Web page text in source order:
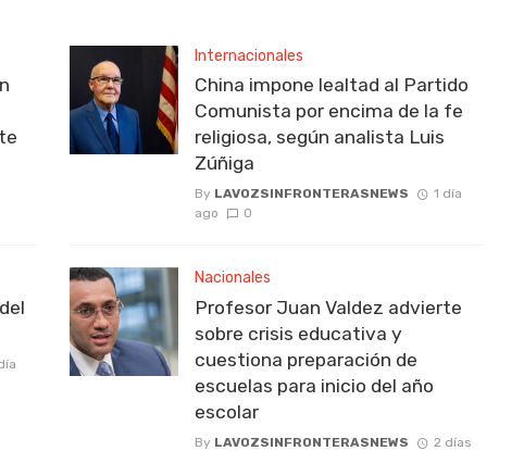
Internacionales
China impone lealtad al Partido
Comunista por encima de la fe
religiosa, según analista Luis
Zúñiga
By LAVOZSINFRONTERASNEWS
1 día
ago
0
Nacionales
Profesor Juan Valdez advierte
sobre crisis educativa y
cuestiona preparación de
escuelas para inicio del año
escolar
By LAVOZSINFRONTERASNEWS
2 días